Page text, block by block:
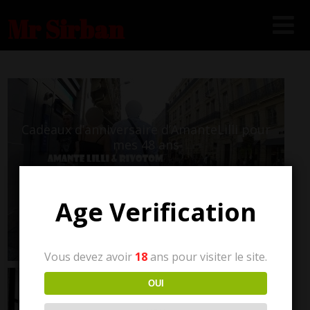
Cadeaux d’anniversaire d’AmanteLilli pour
mes 48 ans
Age Verification
Vous devez avoir 18ans pour visiter le site.
OUI